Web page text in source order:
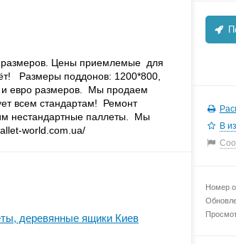
Цены приемлемые для
Размеры поддонов: 1200*800,
и евро размеров. Мы продаем
всем стандартам! Ремонт
нестандартные паллеты. Мы
world.com.ua/
деревянные ящики Киев
В
Номер